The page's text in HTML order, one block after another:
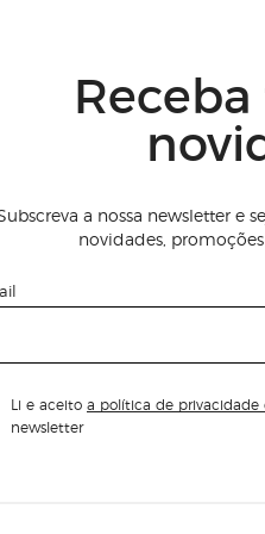
a nossa newsletter e
novidades,
Li e aceito a política de privacidade
newsletter